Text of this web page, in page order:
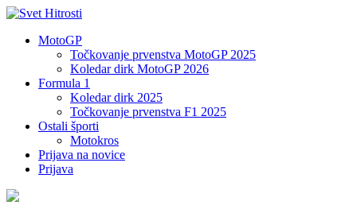
MotoGP
Točkovanje prvenstva MotoGP 2025
Koledar dirk MotoGP 2026
Formula 1
Koledar dirk 2025
Točkovanje prvenstva F1 2025
Ostali športi
Motokros
Prijava na novice
Prijava